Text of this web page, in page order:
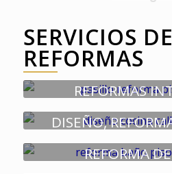
SERVICIOS DE
REFORMAS
REFORMAS
DISEÑO,
DE
REFORMA